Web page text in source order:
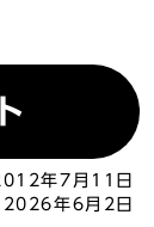
年7月11日
2026年6月2日